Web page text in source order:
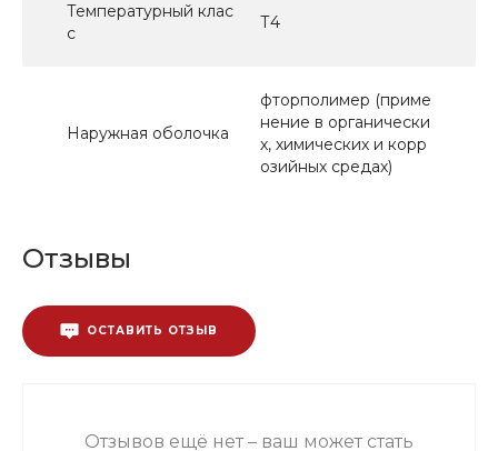
Температурный клас
с
Т4
Наружная оболочка
фторполимер (приме
нение в органически
х, химических и корр
озийных средах)
Отзывы
ОСТАВИТЬ ОТЗЫВ
Отзывов ещё нет – ваш может стать